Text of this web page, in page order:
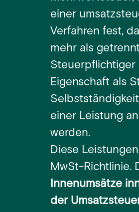
einer
Verfahren fest,
mehr als
Steuerpflichtiger
Eigenschaft als
einer Leistung
werden.
Diese
MwSt-Richtlinie.
Innenumsätze
der